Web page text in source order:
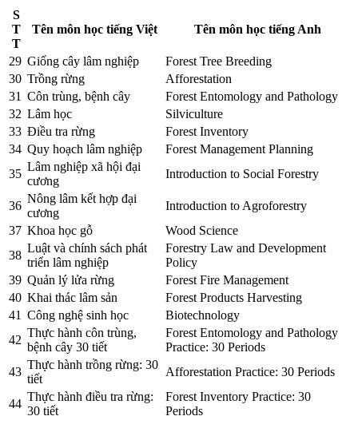
S
T
T
Tên môn học tiếng Việt Tên môn học tiếng Anh
29 Giống cây lâm nghiệp
Forest Tree Breeding
30 Trồng rừng
Afforestation
31 Côn trùng, bệnh cây
Forest Entomology and Pathology
32 Lâm học
Silviculture
33 Điều tra rừng
Forest Inventory
34 Quy hoạch lâm nghiệp
Forest Management Planning
35
Lâm nghiệp xã hội đại
cương
Introduction to Social Forestry
36
Nông lâm kết hợp đại
cương
Introduction to Agroforestry
37 Khoa học gỗ
Wood Science
38
Luật và chính sách phát
triển lâm nghiệp
Forestry Law and Development
Policy
39 Quản lý lửa rừng
Forest Fire Management
40 Khai thác lâm sản
Forest Products Harvesting
41 Công nghệ sinh học
Biotechnology
42
Thực hành côn trùng,
bệnh cây 30 tiết
Forest Entomology and Pathology
Practice: 30 Periods
43
Thực hành trồng rừng: 30
tiết
Afforestation Practice: 30 Periods
44
Thực hành điều tra rừng:
30 tiết
Forest Inventory Practice: 30
Periods